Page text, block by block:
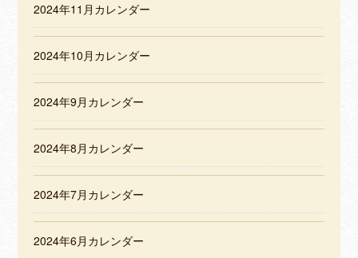
2024年11月カレンダー
2024年10月カレンダー
2024年9月カレンダー
2024年8月カレンダー
2024年7月カレンダー
2024年6月カレンダー